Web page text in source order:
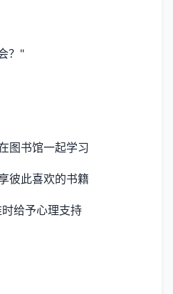
？"
图书馆一起学习
彼此喜欢的书籍
给予心理支持